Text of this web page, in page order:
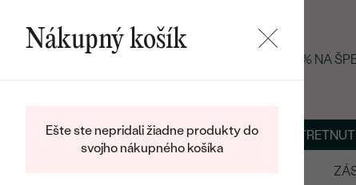
LETNÝ BLACK FRIDAY: −25 % NA
BLOGŠPERKY NA MIERU DOHODNÚŤ
Nákupný košík
Ešte ste nepridali žiadne produkty do
svojho nákupného košíka